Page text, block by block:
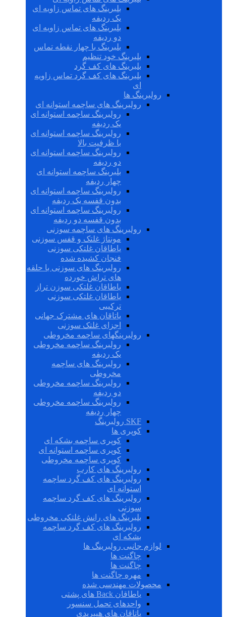
بلبرینگ های تماس زاویه ای
یک ردیفه
بلبرینگ های تماس زاویه ای
دو ردیفه
بلبرینگ با چهار نقطه تماس
بلبرینگ خود تنظیم
بلبرینگ های کف گرد
بلبرینگ های کف گرد تماس زاویه
ای
رولبرینگ ها
رولبرینگ های ساچمه استوانه ای
رولبرینگ ساچمه استوانه ای
یک ردیفه
رولبرینگ ساچمه استوانه ای
با ظرفیت بالا
رولبرینگ ساچمه استوانه ای
دو ردیفه
بلبرینگ ساچمه استوانه ای
چهار ردیفه
رولبرینگ ساچمه استوانه ای
بدون قفسه یک ردیفه
رولبرینگ ساچمه استوانه ای
بدون قفسه دو ردیفه
رولبرینگ های ساچمه سوزنی
مونتاژ غلتک و قفس سوزنی
یاطاقان غلتکی سوزنی
فنجان کشیده شده
رولبرینگ های سوزنی با حلقه
های تراش خورده
یاطاقان غلتکی سوزن تراز
یاطاقان غلتکی سوزنی
ترکیبی
یاتاقان های مشترک جهانی
اجزای غلتک سوزنی
رولبرینگهای ساچمه مخروطی
رولبرینگ ساچمه مخروطی
یک ردیفه
رولبرینگ های ساچمه
مخروطی
رولبرینگ ساچمه مخروطی
دو ردیفه
رولبرینگ ساچمه مخروطی
چهار ردیفه
SKF رولبرینگ
کوپری ها
کوپری ساچمه بشکه ای
کوپری ساچمه استوانه ای
کوپری ساچمه مخروطی
رولبرینگ های کارب
رولبرینگ های کف گرد ساچمه
استوانه ای
رولبرینگ های کف گرد ساچمه
سوزنی
بلبرینگ های رانش غلتکی مخروطی
رولبرینگ های کف گرد ساچمه
بشکه ای
لوازم جانبی رولبرینگ ها
چاگنت ها
چاگنت ها
مهره چاگنت ها
محصولات مهندسی شده
یاطاقان Back های پشتی
واحدهای تحمل سنسور
یاتاقان های هیبریدی